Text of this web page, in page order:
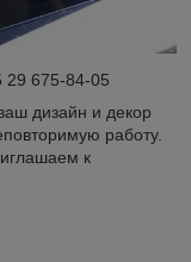
29 675-84-05
дизайн и декор
работу.
к